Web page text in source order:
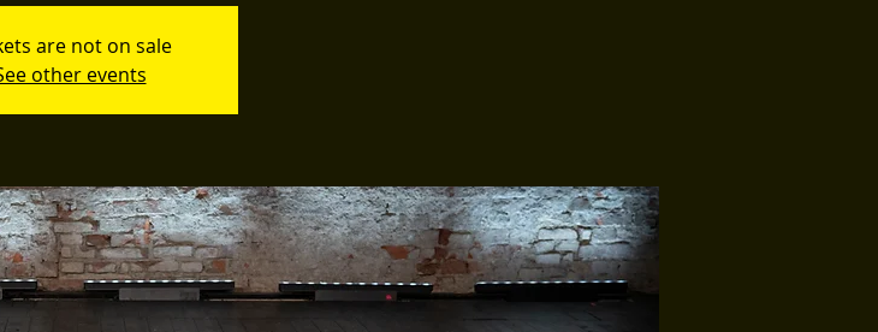
are not on sale
other events